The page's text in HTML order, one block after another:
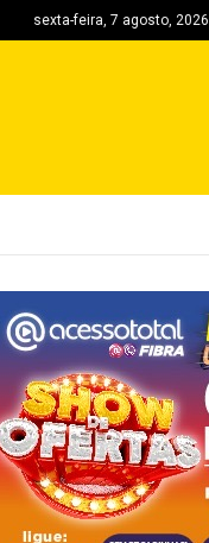
sexta-feira, 7 agosto, 2026